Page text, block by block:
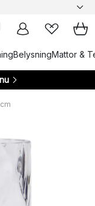
BelysningMattor &